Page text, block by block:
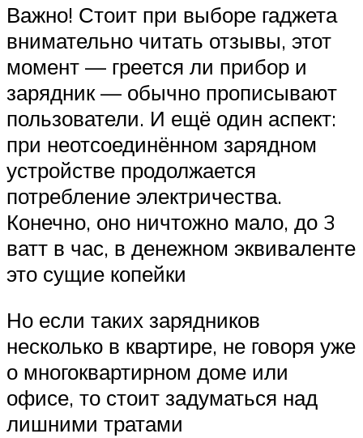
Важно! Стоит при выборе гаджета
внимательно читать отзывы, этот
момент — греется ли прибор и
зарядник — обычно прописывают
пользователи. И ещё один аспект:
при неотсоединённом зарядном
устройстве продолжается
потребление электричества.
Конечно, оно ничтожно мало, до 3
ватт в час, в денежном эквиваленте
это сущие копейки
Но если таких зарядников
несколько в квартире, не говоря уже
о многоквартирном доме или
офисе, то стоит задуматься над
лишними тратами